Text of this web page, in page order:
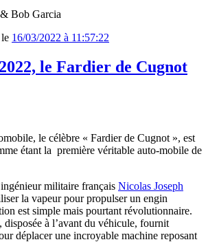
Bob Garcia
le 16/03/2022 à 11:57:22
le Fardier de Cugnot
le célèbre « Fardier de Cugnot », est
étant la première véritable auto-mobile de
militaire français Nicolas Joseph
la vapeur pour propulser un engin
est simple mais pourtant révolutionnaire.
disposée à l’avant du véhicule, fournit
déplacer une incroyable machine reposant